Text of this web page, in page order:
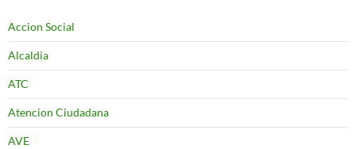
Accion Social
Alcaldia
ATC
Atencion Ciudadana
AVE